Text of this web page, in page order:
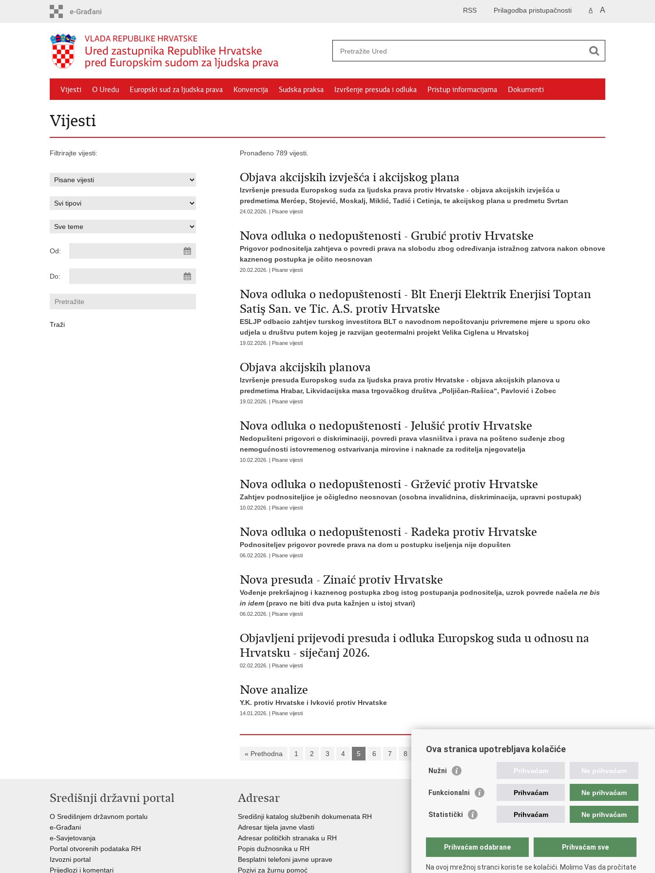
A A
Prilagodba pristupačnosti
RSS
Vijesti O Uredu Europski sud za ljudska prava Konvencija Sudska praksa Izvršenje presuda i odluka Pristup informacijama Dokumenti
Vijesti
Filtrirajte vijesti:
Od:
Do:
Pronađeno 789 vijesti.
Objava akcijskih izvješća i akcijskog plana
Izvršenje presuda Europskog suda za ljudska prava protiv Hrvatske - objava akcijskih izvješća u
predmetima Merćep, Stojević, Moskalj, Miklić, Tadić i Cetinja, te akcijskog plana u predmetu Svrtan
24.02.2026. | Pisane vijesti
Nova odluka o nedopuštenosti - Grubić protiv Hrvatske
Prigovor podnositelja zahtjeva o povredi prava na slobodu zbog određivanja istražnog zatvora nakon obnove
kaznenog postupka je očito neosnovan
20.02.2026. | Pisane vijesti
Nova odluka o nedopuštenosti - Blt Enerji Elektrik Enerjisi Toptan
Satiş San. ve Tic. A.S. protiv Hrvatske
ESLJP odbacio zahtjev turskog investitora BLT o navodnom nepoštovanju privremene mjere u sporu oko
udjela u društvu putem kojeg je razvijan geotermalni projekt Velika Ciglena u Hrvatskoj
19.02.2026. | Pisane vijesti
Objava akcijskih planova
Izvršenje presuda Europskog suda za ljudska prava protiv Hrvatske - objava akcijskih planova u
predmetima Hrabar, Likvidacijska masa trgovačkog društva „Poljičan-Rašica“, Pavlović i Zobec
19.02.2026. | Pisane vijesti
Nova odluka o nedopuštenosti - Jelušić protiv Hrvatske
Nedopušteni prigovori o diskriminaciji, povredi prava vlasništva i prava na pošteno suđenje zbog
nemogućnosti istovremenog ostvarivanja mirovine i naknade za roditelja njegovatelja
10.02.2026. | Pisane vijesti
Nova odluka o nedopuštenosti - Gržević protiv Hrvatske
Zahtjev podnositeljice je očigledno neosnovan (osobna invalidnina, diskriminacija, upravni postupak)
10.02.2026. | Pisane vijesti
Nova odluka o nedopuštenosti - Radeka protiv Hrvatske
Podnositeljev prigovor povrede prava na dom u postupku iseljenja nije dopušten
06.02.2026. | Pisane vijesti
Nova presuda - Zinaić protiv Hrvatske
Vođenje prekršajnog i kaznenog postupka zbog istog postupanja podnositelja, uzrok povrede načela ne bis
in idem (pravo ne biti dva puta kažnjen u istoj stvari)
06.02.2026. | Pisane vijesti
Objavljeni prijevodi presuda i odluka Europskog suda u odnosu na
Hrvatsku - siječanj 2026.
02.02.2026. | Pisane vijesti
Nove analize
Y.K. protiv Hrvatske i Ivković protiv Hrvatske
14.01.2026. | Pisane vijesti
« Prethodna 1 2 3 4 5 6 7 8 10 Sljedeća » »»
Središnji državni portal
O Središnjem državnom portalu
e-Građani
e-Savjetovanja
Portal otvorenih podataka RH
Izvozni portal
Prijedlozi i komentari
Adresar
Središnji katalog službenih dokumenata RH
Adresar tijela javne vlasti
Adresar političkih stranaka u RH
Popis dužnosnika u RH
Besplatni telefoni javne uprave
Pozivi za žurnu pomoć
Korisne poveznice
Vlada Republike Hrvatske
Vijeće Europe
Pučki pravobranitelj
Povjerenik za informiranje
Političke stranke i izbori
Ova stranica upotrebljava kolačiće
Nužni Prihvaćam Ne prihvaćam
Funkcionalni Prihvaćam Ne prihvaćam
Statistički Prihvaćam Ne prihvaćam
Prihvaćam odabrane Prihvaćam sve
Na ovoj mrežnoj stranci koriste se kolačići. Molimo Vas da pročitate